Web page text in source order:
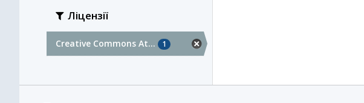
Ліцензії
Creative Commons At... 1